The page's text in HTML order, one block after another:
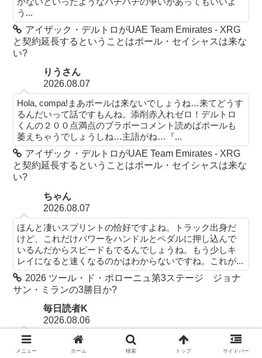
う...
アイザック・デルトロがUAE Team Emirates - XRG
と契約延長するということはポール・セイシャスは来な
い?
りうさん
2026.08.07
Hola, compa!まあポールは来ないでしょうね…来てどうす
るんだいって話ですもんね。添削赤入れゼロ！デルトロ
くんの２００点満点のブラボーコメント読めばポールも
萎えちゃうでしょうしね…主語がね…『...
アイザック・デルトロがUAE Team Emirates - XRG
と契約延長するということはポール・セイシャスは来な
い?
ちゃん
2026.08.07
ほんと凄いスプリントの恰好ですよね。トラック出身だ
けど、これだけパワーをハンドルとペダルに押し込んで
いるんだからスピードもでるんでしょうね。もう少しキ
レイになると速くなるのかはわからないですね。これが...
2026 ツール・ド・ポローニュ第3ステージ ジョナ
サン・ミランの3勝目か?
毎日読者K
2026.08.06
すごいガシガシスプリント！デカいから空気抵抗あるで
しょうけどパワーでねじ伏せててすごいです。
メニュー ホーム 検索 トップ サイドバー